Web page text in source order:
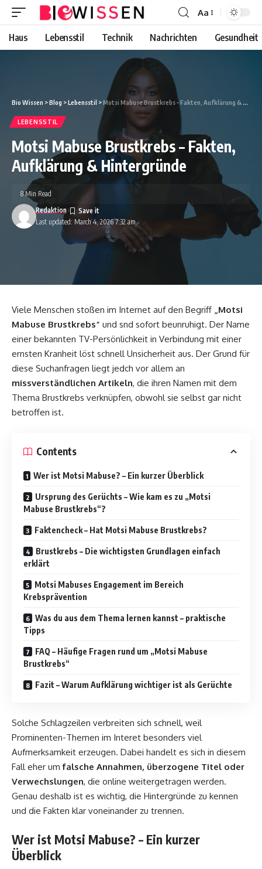
Font
Resizer
Aa
Haus Lebensstil Technik Nachrichten Gesundheit
Bio Wissen >Blog >Lebensstil >Motsi Mabuse Brustkrebs – Fakten, Aufklärung & Hintergründe
LEBENSSTIL
Motsi Mabuse Brustkrebs – Fakten,
Aufklärung & Hintergründe
Last updated: March 4, 2026 7:32 am
Redaktion
8 Min Read
Viele Menschen stoßen im Internet auf den Begriff „Motsi
Mabuse Brustkrebs“ und snd sofort beunruhigt. Der Name
einer bekannten TV-Persönlichkeit in Verbindung mit einer
ernsten Kranheit löst schnell Unsicherheit aus. Der Grund für
diese Suchanfragen liegt jedch vor allem an
missverständlichen Artikeln, die ihren Namen mit dem
Thema Brustkrebs verknüpfen, obwohl sie selbst gar nicht
betroffen ist.
Contents
Wer ist Motsi Mabuse? – Ein kurzer Überblick
Ursprung des Gerüchts – Wie kam es zu „Motsi
Mabuse Brustkrebs“?
Faktencheck – Hat Motsi Mabuse Brustkrebs?
Brustkrebs – Die wichtigsten Grundlagen einfach
erklärt
Motsi Mabuses Engagement im Bereich
Krebsprävention
Was du aus dem Thema lernen kannst – praktische
Tipps
FAQ – Häufige Fragen rund um „Motsi Mabuse
Brustkrebs“
Fazit – Warum Aufklärung wichtiger ist als Gerüchte
Solche Schlagzeilen verbreiten sich schnell, weil
Prominenten-Themen im Interet besonders viel
Aufmerksamkeit erzeugen. Dabei handelt es sich in diesem
Fall eher umfalsche Annahmen, überzogene Titel oder
Verwechslungen, die online weitergetragen werden.
Genau deshalb ist es wichtig, die Hintergründe zu kennen
und die Fakten klar voneinander zu trennen.
Wer ist Motsi Mabuse? – Ein kurzer
Überblick